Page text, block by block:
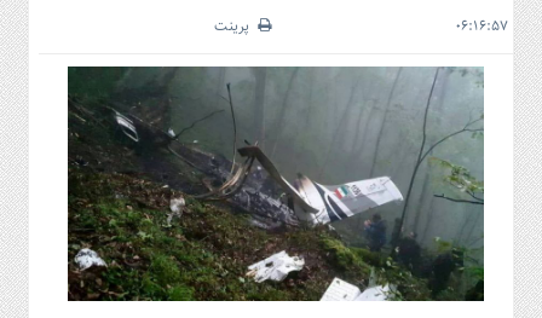
سرمایه
و
بورس
مسکن
و
شهری
گاز
و
پتروشیمی
صنعت
۰۶:۱۶:۵۷
پرینت